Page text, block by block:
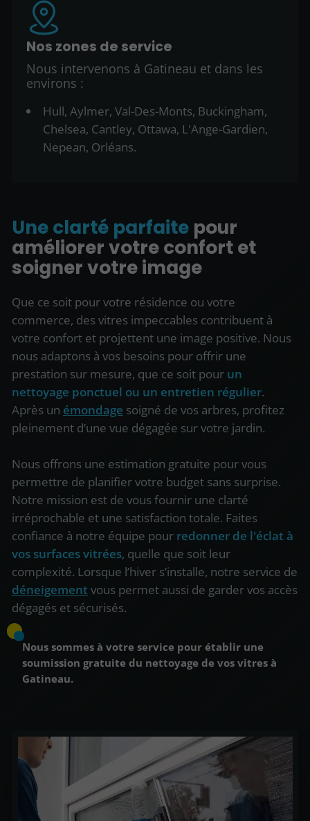
Nos zones de service
Nous intervenons à Gatineau et dans les
environs :
Hull, Aylmer, Val-Des-Monts, Buckingham,
Chelsea, Cantley, Ottawa, L'Ange-Gardien,
Nepean, Orléans.
Une clarté parfaite pour
améliorer votre confort et
soigner votre image
Que ce soit pour votre résidence ou votre
commerce, des vitres impeccables contribuent à
votre confort et projettent une image positive. Nous
nous adaptons à vos besoins pour offrir une
prestation sur mesure, que ce soit pour un
nettoyage ponctuel ou un entretien régulier.
Après un émondage soigné de vos arbres, profitez
pleinement d’une vue dégagée sur votre jardin.
Nous offrons une estimation gratuite pour vous
permettre de planifier votre budget sans surprise.
Notre mission est de vous fournir une clarté
irréprochable et une satisfaction totale. Faites
confiance à notre équipe pour redonner de l'éclat à
vos surfaces vitrées, quelle que soit leur
complexité. Lorsque l’hiver s’installe, notre service de
déneigement vous permet aussi de garder vos accès
dégagés et sécurisés.
Nous sommes à votre service pour établir une
soumission gratuite du nettoyage de vos vitres à
Gatineau.